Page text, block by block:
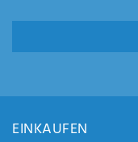
EINKAUFEN